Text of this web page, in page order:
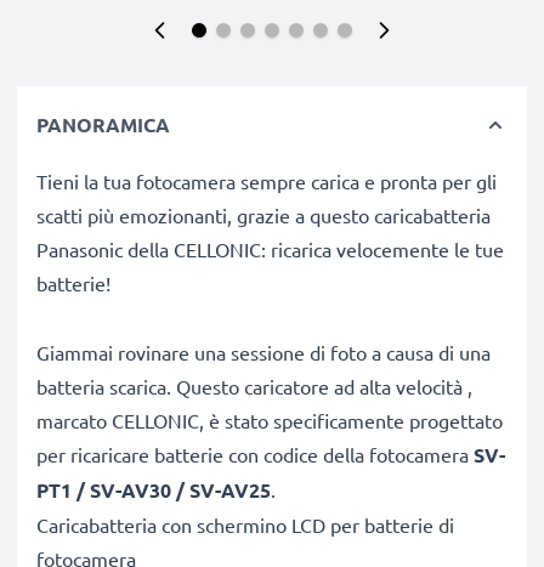
PANORAMICA
Tieni la tua fotocamera sempre carica e pronta per gli
scatti più emozionanti, grazie a questo caricabatteria
Panasonic della CELLONIC: ricarica velocemente le tue
batterie!
Giammai rovinare una sessione di foto a causa di una
batteria scarica. Questo caricatore ad alta velocità ,
marcato CELLONIC, è stato specificamente progettato
per ricaricare batterie con codice della fotocamera SV-
PT1 / SV-AV30 / SV-AV25.
Caricabatteria con schermino LCD per batterie di
fotocamera